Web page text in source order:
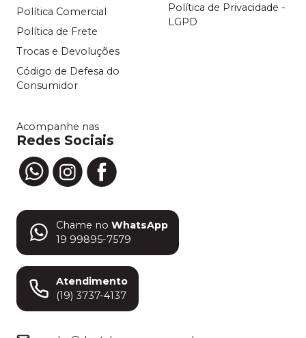
Política Comercial
Política de Frete
Trocas e Devoluções
Código de Defesa do
Consumidor
Política de Privacidade -
LGPD
Acompanhe nas
Redes Sociais
Chame no WhatsApp
19 99895-7579
Atendimento
(19) 3737-4137